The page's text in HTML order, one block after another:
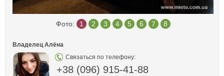
Фото: 1 2 3 4 5 6 7 8
Владелец Алёна
Связаться по телефону:
+38 (096) 915-41-88